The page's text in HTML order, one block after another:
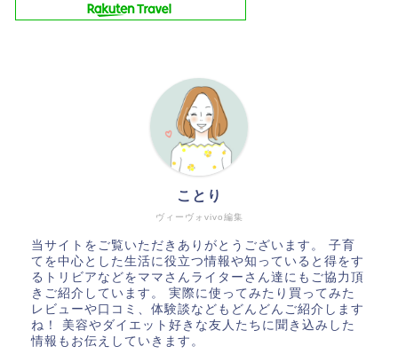
ヴィーヴォvivo編集
ことり
当サイトをご覧いただきありがとうございます。 子育
てを中心とした生活に役立つ情報や知っていると得をす
るトリビアなどをママさんライターさん達にもご協力頂
きご紹介しています。 実際に使ってみたり買ってみた
レビューや口コミ、体験談などもどんどんご紹介します
ね！ 美容やダイエット好きな友人たちに聞き込みした
情報もお伝えしていきます。